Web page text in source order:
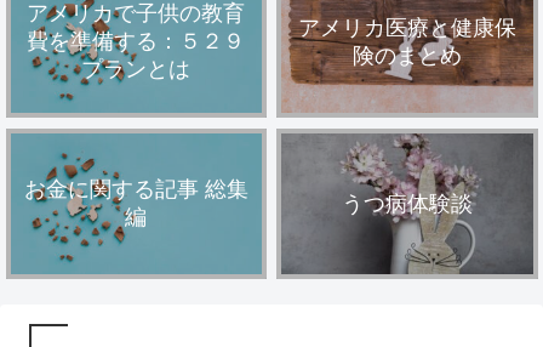
アメリカで子供の教育
費を準備する：５２９
プランとは
アメリカ医療と健康保
険のまとめ
お金に関する記事 総集
編
うつ病体験談